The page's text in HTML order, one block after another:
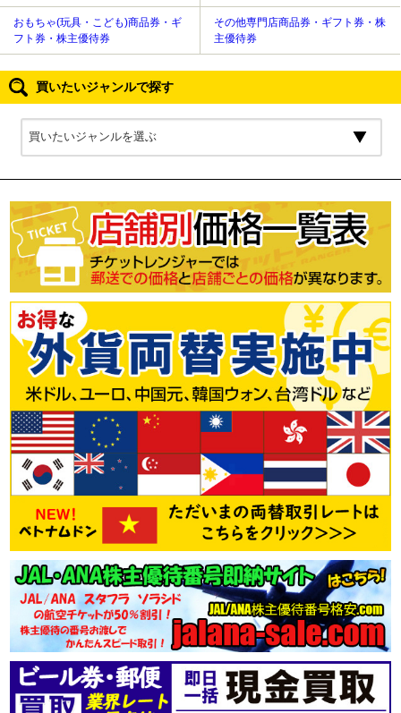
おもちゃ(玩具・こども)商品券・ギ
フト券・株主優待券
その他専門店商品券・ギフト券・株
主優待券
買いたいジャンルで探す